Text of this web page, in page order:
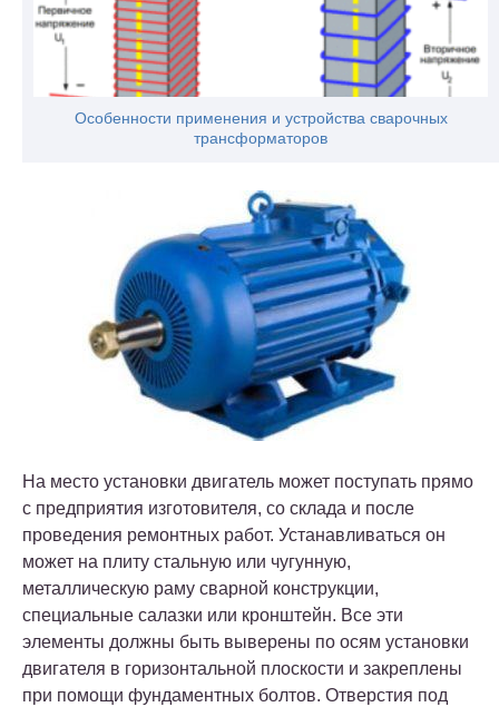
Особенности применения и устройства сварочных
трансформаторов
На место установки двигатель может поступать прямо
с предприятия изготовителя, со склада и после
проведения ремонтных работ. Устанавливаться он
может на плиту стальную или чугунную,
металлическую раму сварной конструкции,
специальные салазки или кронштейн. Все эти
элементы должны быть выверены по осям установки
двигателя в горизонтальной плоскости и закреплены
при помощи фундаментных болтов. Отверстия под